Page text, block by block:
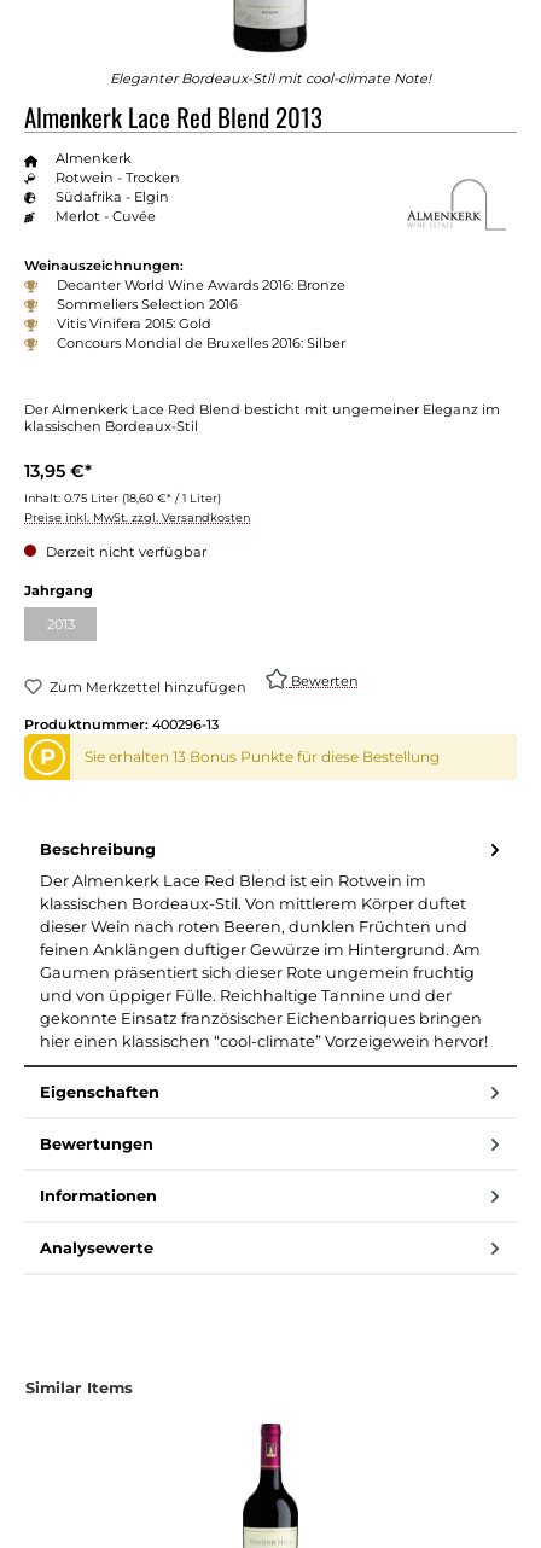
Eleganter Bordeaux-Stil mit cool-climate Note!
Almenkerk Lace Red Blend 2013
Almenkerk
Rotwein - Trocken
Südafrika - Elgin
Merlot - Cuvée
Weinauszeichnungen:
Decanter World Wine Awards 2016: Bronze
Sommeliers Selection 2016
Vitis Vinifera 2015: Gold
Concours Mondial de Bruxelles 2016: Silber
Der Almenkerk Lace Red Blend besticht mit ungemeiner Eleganz im
klassischen Bordeaux-Stil
13,95 €*
Inhalt: 0.75 Liter (18,60 €* / 1 Liter)
Preise inkl. MwSt. zzgl. Versandkosten
Derzeit nicht verfügbar
Jahrgang
2013(Diese Option ist zurzeit nicht verfügbar.)
Zum Merkzettel hinzufügen Bewerten
Produktnummer: 400296-13
P Sie erhalten 13 Bonus Punkte für diese Bestellung
Beschreibung
Der Almenkerk Lace Red Blend ist ein Rotwein im
klassischen Bordeaux-Stil. Von mittlerem Körper duftet
dieser Wein nach roten Beeren, dunklen Früchten und
feinen Anklängen duftiger Gewürze im Hintergrund. Am
Gaumen präsentiert sich dieser Rote ungemein fruchtig
und von üppiger Fülle. Reichhaltige Tannine und der
gekonnte Einsatz französischer Eichenbarriques bringen
hier einen klassischen “cool-climate” Vorzeigewein hervor!
Eigenschaften
Bewertungen
Informationen
Analysewerte
Produktgalerie überspringen
Similar Items